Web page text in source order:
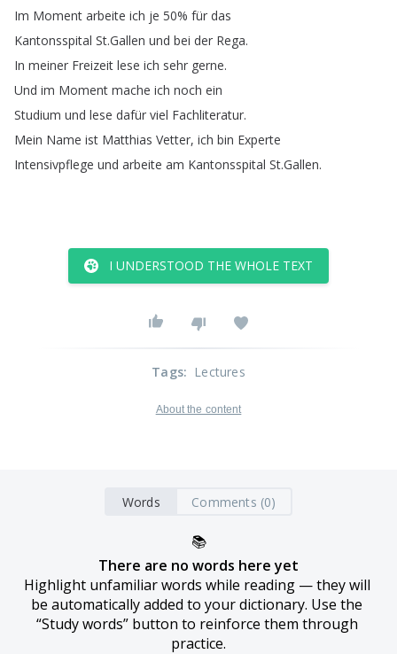
Im Moment arbeite ich je 50% für das
Kantonsspital St.Gallen und bei der Rega.
In meiner Freizeit lese ich sehr gerne.
Und im Moment mache ich noch ein
Studium und lese dafür viel Fachliteratur.
Mein Name ist Matthias Vetter, ich bin Experte
Intensivpflege und arbeite am Kantonsspital St.Gallen.
I UNDERSTOOD THE WHOLE TEXT
Tags: Lectures
About the content
Words Comments (0)
📚
There are no words here yet
Highlight unfamiliar words while reading — they will
be automatically added to your dictionary. Use the
“Study words” button to reinforce them through
practice.